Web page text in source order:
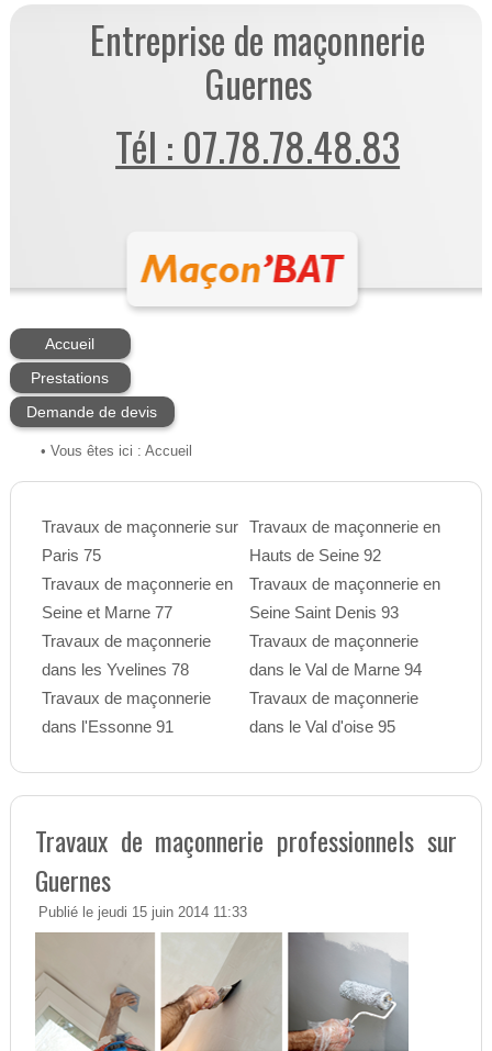
Entreprise de maçonnerie
Guernes
Tél : 07.78.78.48.83
Accueil
Prestations
Demande de devis
• Vous êtes ici : Accueil
Travaux de maçonnerie sur
Paris 75
Travaux de maçonnerie en
Seine et Marne 77
Travaux de maçonnerie
dans les Yvelines 78
Travaux de maçonnerie
dans l'Essonne 91
Travaux de maçonnerie en
Hauts de Seine 92
Travaux de maçonnerie en
Seine Saint Denis 93
Travaux de maçonnerie
dans le Val de Marne 94
Travaux de maçonnerie
dans le Val d'oise 95
Travaux de maçonnerie professionnels sur
Guernes
Publié le jeudi 15 juin 2014 11:33